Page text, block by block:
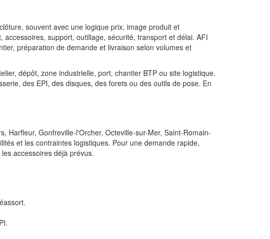
souvent avec une logique prix, image produit et
support, outillage, sécurité, transport et délai. AFI
préparation de demande et livraison selon volumes et
dépôt, zone industrielle, port, chantier BTP ou site logistique.
des EPI, des disques, des forets ou des outils de pose. En
Harfleur, Gonfreville-l'Orcher, Octeville-sur-Mer, Saint-Romain-
et les contraintes logistiques. Pour une demande rapide,
accessoires déjà prévus.